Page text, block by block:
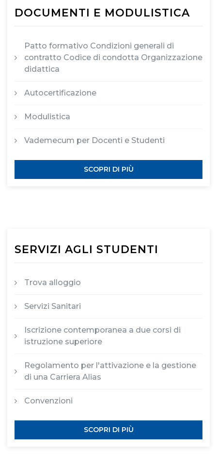
DOCUMENTI E MODULISTICA
Patto formativo Condizioni generali di
contratto Codice di condotta Organizzazione
didattica
Autocertificazione
Modulistica
Vademecum per Docenti e Studenti
SCOPRI DI PIÙ
SERVIZI AGLI STUDENTI
Trova alloggio
Servizi Sanitari
Iscrizione contemporanea a due corsi di
istruzione superiore
Regolamento per l'attivazione e la gestione
di una Carriera Alias
Convenzioni
SCOPRI DI PIÙ